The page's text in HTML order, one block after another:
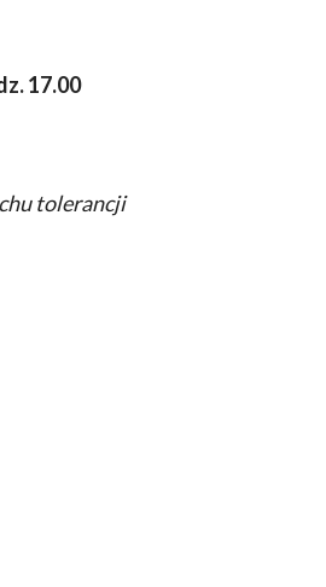
17.00
tolerancji